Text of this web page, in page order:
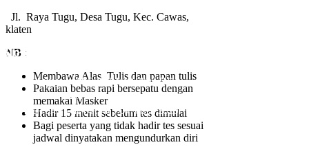
Blog
Home/Loker /PENGUMUMAN LOLOS TES
ADMINISTRASI REKRUTMEN RSU ISLAM CAWAS
(APOTEKER DAN SANITARIAN ) OKTOBER 2020
Jl. Raya Tugu, Desa Tugu, Kec. Cawas,
klaten
NB :
Membawa Alas Tulis dan papan tulis
Pakaian bebas rapi bersepatu dengan
memakai Masker
Hadir 15 menit sebelum tes dimulai
Bagi peserta yang tidak hadir tes sesuai
jadwal dinyatakan mengundurkan diri